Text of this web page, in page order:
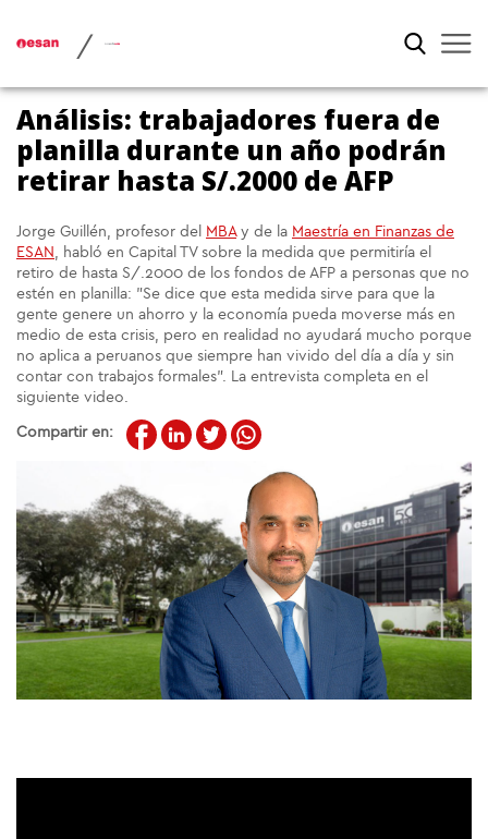
/
Análisis: trabajadores fuera de
planilla durante un año podrán
retirar hasta S/.2000 de AFP
Jorge Guillén, profesor del MBAy de la Maestría en Finanzas de
ESAN , habló en Capital TV sobre la medida que permitiría el
retiro de hasta S/.2000 de los fondos de AFP a personas que no
estén en planilla: "Se dice que esta medida sirve para que la
gente genere un ahorro y la economía pueda moverse más en
medio de esta crisis, pero en realidad no ayudará mucho porque
no aplica a peruanos que siempre han vivido del día a día y sin
contar con trabajos formales". La entrevista completa en el
siguiente video.
Compartir en: